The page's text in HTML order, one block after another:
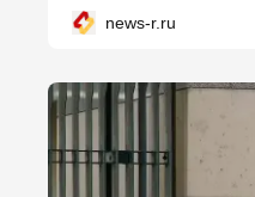
news-r.ru